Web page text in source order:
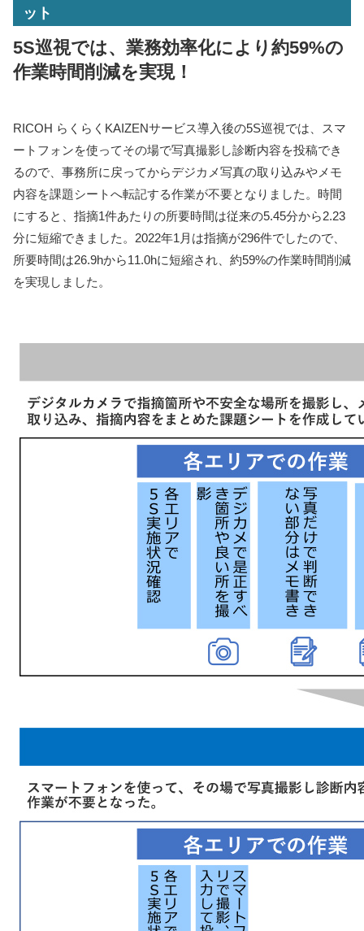
ット
5S巡視では、業務効率化により約59%の
作業時間削減を実現！
RICOH らくらくKAIZENサービス導入後の5S巡視では、スマ
ートフォンを使ってその場で写真撮影し診断内容を投稿でき
るので、事務所に戻ってからデジカメ写真の取り込みやメモ
内容を課題シートへ転記する作業が不要となりました。時間
にすると、指摘1件あたりの所要時間は従来の5.45分から2.23
分に短縮できました。2022年1月は指摘が296件でしたので、
所要時間は26.9hから11.0hに短縮され、約59%の作業時間削減
を実現しました。